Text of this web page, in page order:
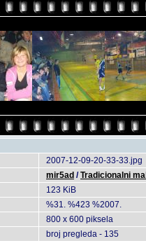
2007-12-09-20-33-33.jpg
mir5ad /Tradicionalni
123 KiB
%31. %423 %2007.
800 x 600 piksela
broj pregleda - 135